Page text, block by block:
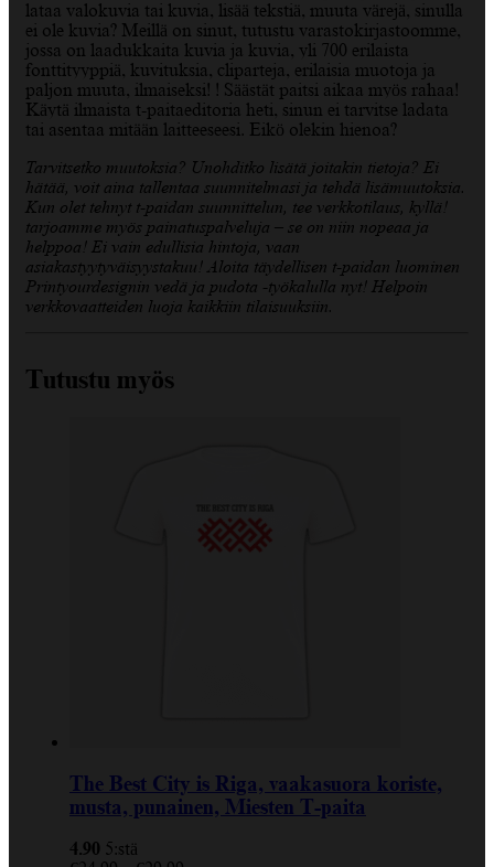
lataa valokuvia tai kuvia, lisää tekstiä, muuta värejä, sinulla
ei ole kuvia? Meillä on sinut, tutustu varastokirjastoomme,
jossa on laadukkaita kuvia ja kuvia, yli 700 erilaista
fonttityyppiä, kuvituksia, cliparteja, erilaisia muotoja ja
paljon muuta, ilmaiseksi! ! Säästät paitsi aikaa myös rahaa!
Käytä ilmaista t-paitaeditoria heti, sinun ei tarvitse ladata
tai asentaa mitään laitteeseesi. Eikö olekin hienoa?
Tarvitsetko muutoksia? Unohditko lisätä joitakin tietoja? Ei
hätää, voit aina tallentaa suunnitelmasi ja tehdä lisämuutoksia.
Kun olet tehnyt t-paidan suunnittelun, tee verkkotilaus, kyllä!
tarjoamme myös painatuspalveluja – se on niin nopeaa ja
helppoa! Ei vain edullisia hintoja, vaan
asiakastyytyväisyystakuu! Aloita täydellisen t-paidan luominen
Printyourdesignin vedä ja pudota -työkalulla nyt! Helpoin
verkkovaatteiden luoja kaikkiin tilaisuuksiin.
Tutustu myös
The Best City is Riga, vaakasuora koriste,
musta, punainen, Miesten T-paita
4.90 5:stä